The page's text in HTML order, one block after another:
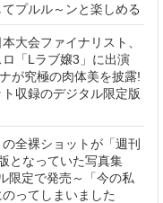
プルル～ンと楽しめる
大会ファイナリスト、
「Lラブ嬢3」に出演
が究極の肉体美を披露!
収録のデジタル限定版
全裸ショットが「週刊
となっていた写真集
限定で発売～「今の私
ってしまいました